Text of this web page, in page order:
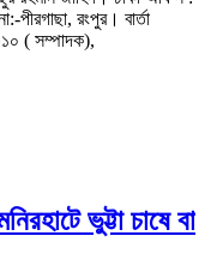
রংপুর। বার্তা
( সম্পাদক),
ভুট্টা